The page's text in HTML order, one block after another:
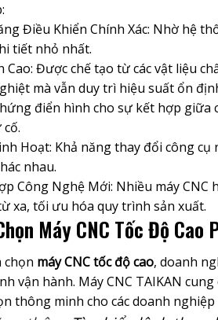
Điều Khiển Chính Xác: Nhờ hệ
tiết nhỏ nhất.
Cao: Được chế tạo từ các vật liệu
mà vẫn duy trì hiệu suất ổn
điển hình cho sự kết hợp
Hoạt: Khả năng thay đổi công
nhau.
Công Nghệ Mới: Nhiều máy
xa, tối ưu hóa quy trình sản xuất.
Máy CNC Tốc Độ Cao
chọn máy CNC tốc độ cao, doanh
vận hành. Máy CNC TAIKAN
thông minh cho các doanh